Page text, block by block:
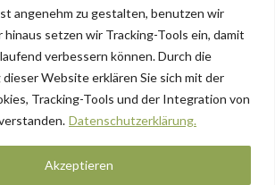
angenehm zu gestalten, benutzen wir
hinaus setzen wir Tracking-Tools ein, damit
verbessern können. Durch die
Website erklären Sie sich mit der
Tracking-Tools und der Integration von
Datenschutzerklärung.
Akzeptieren
St. Mauritius| Theme by:Theme
| Stolz präsentiert von: